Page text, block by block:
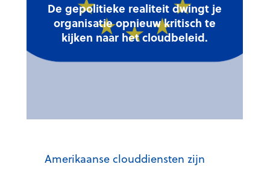
De gepolitieke realiteit dwingt je
organisatie opnieuw kritisch te
kijken naar het cloudbeleid.
Amerikaanse clouddiensten zijn